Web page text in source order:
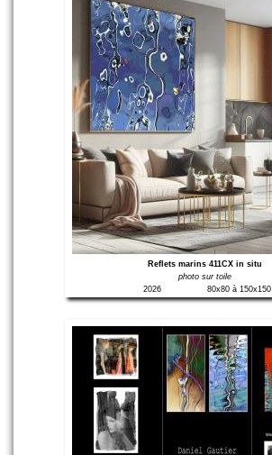
Reflets marins 411CX in situ
photo sur toile
2026
80x80 à 150x150